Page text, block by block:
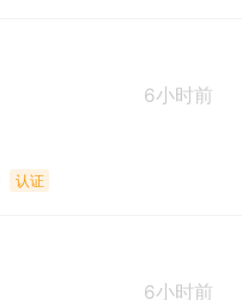
6小时前
认证
6小时前